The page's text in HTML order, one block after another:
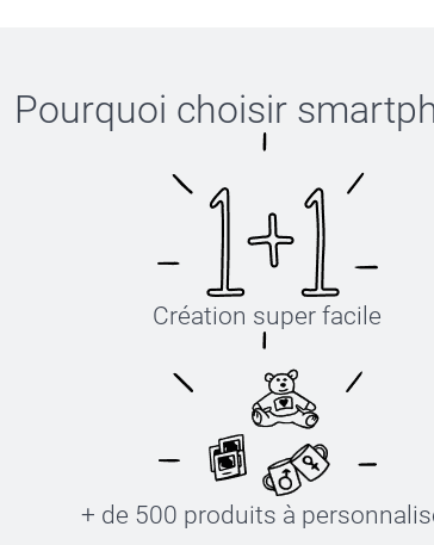
Pourquoi choisir
Création super facile
+ de 500 produits à